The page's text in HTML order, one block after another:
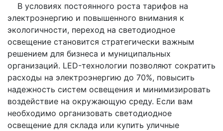
В условиях постоянного роста тарифов на
электроэнергию и повышенного внимания к
экологичности, переход на светодиодное
освещение становится стратегически важным
решением для бизнеса и муниципальных
организаций. LED-технологии позволяют сократить
расходы на электроэнергию до 70%, повысить
надежность систем освещения и минимизировать
воздействие на окружающую среду. Если вам
необходимо организовать светодиодное
освещение для склада или купить уличные